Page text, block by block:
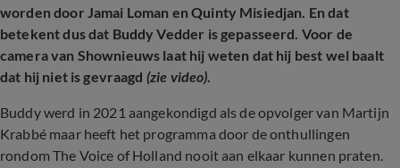
worden door Jamai Loman en Quinty Misiedjan. En dat
betekent dus dat Buddy Vedder is gepasseerd. Voor de
camera van Shownieuws laat hij weten dat hij best wel baalt
dat hij niet is gevraagd (zie video).
Buddy werd in 2021 aangekondigd als de opvolger van Martijn
Krabbé maar heeft het programma door de onthullingen
rondom The Voice of Holland nooit aan elkaar kunnen praten.